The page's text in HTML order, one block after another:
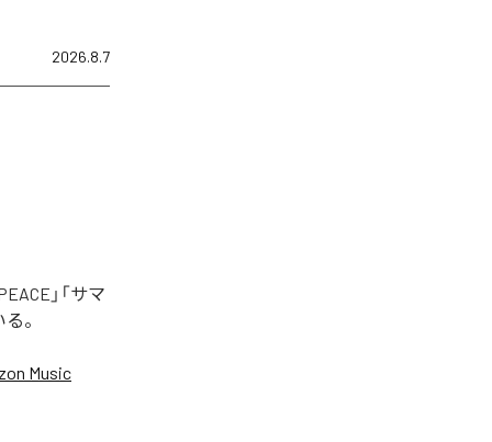
2026.8.7
」「サマ
。
Music